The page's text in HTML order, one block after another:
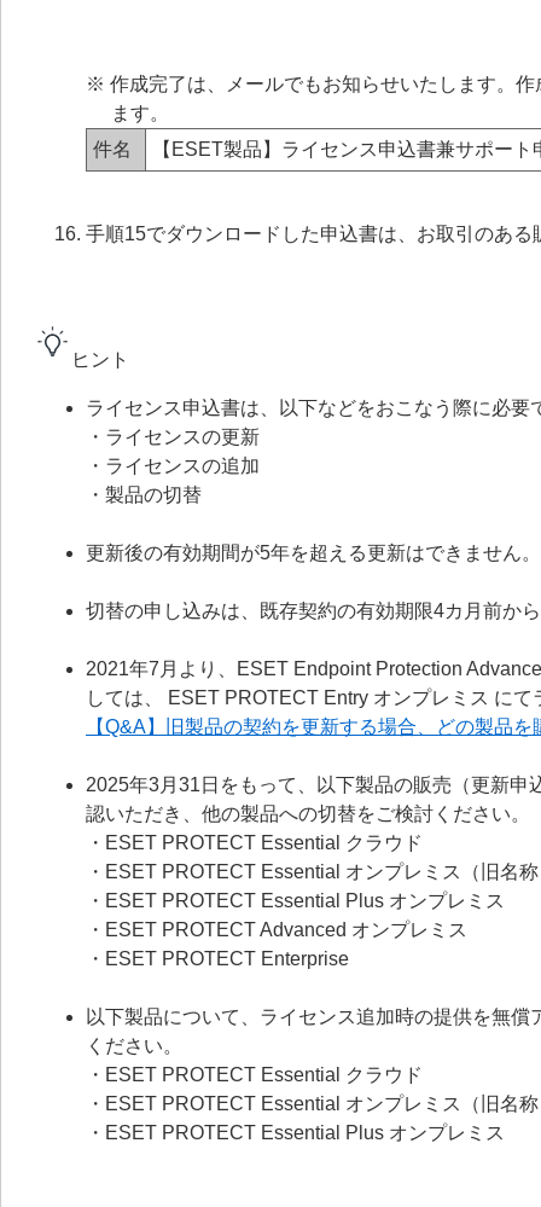
※ 作成完了は、メールでもお知らせいたします。
ます。
件名
【ESET製品】ライセンス申込書兼サポー
手順15でダウンロードした申込書は、お取引のあ
ヒント
ライセンス申込書は、以下などをおこなう際に必要
・ライセンスの更新
・ライセンスの追加
・製品の切替
更新後の有効期間が5年を超える更新はできません。
切替の申し込みは、既存契約の有効期限4カ月前か
2021年7月より、ESET Endpoint Protection
しては、 ESET PROTECT Entry オンプレミス に
【Q&A】旧製品の契約を更新する場合、どの製品
2025年3月31日をもって、以下製品の販売（更新
認いただき、他の製品への切替をご検討ください。
・ESET PROTECT Essential クラウド
・ESET PROTECT Essential オンプレミス（旧名
・ESET PROTECT Essential Plus オンプレミス
・ESET PROTECT Advanced オンプレミス
・ESET PROTECT Enterprise
以下製品について、ライセンス追加時の提供を無
ください。
・ESET PROTECT Essential クラウド
・ESET PROTECT Essential オンプレミス（旧名
・ESET PROTECT Essential Plus オンプレミス